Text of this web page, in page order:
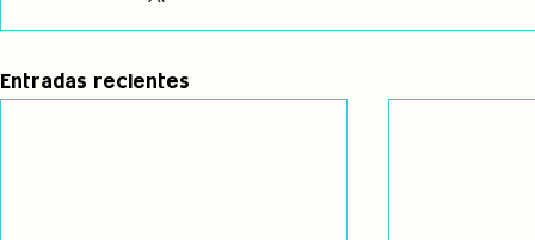
Entradas recientes